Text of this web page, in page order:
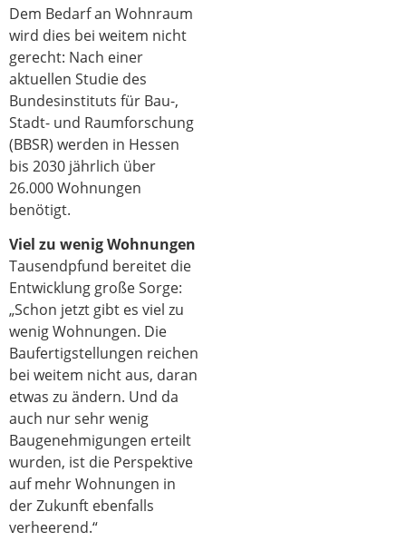
Dem Bedarf an Wohnraum
wird dies bei weitem nicht
gerecht: Nach einer
aktuellen Studie des
Bundesinstituts für Bau-,
Stadt- und Raumforschung
(BBSR) werden in Hessen
bis 2030 jährlich über
26.000 Wohnungen
benötigt.
Viel zu wenig Wohnungen
Tausendpfund bereitet die
Entwicklung große Sorge:
„Schon jetzt gibt es viel zu
wenig Wohnungen. Die
Baufertigstellungen reichen
bei weitem nicht aus, daran
etwas zu ändern. Und da
auch nur sehr wenig
Baugenehmigungen erteilt
wurden, ist die Perspektive
auf mehr Wohnungen in
der Zukunft ebenfalls
verheerend.“